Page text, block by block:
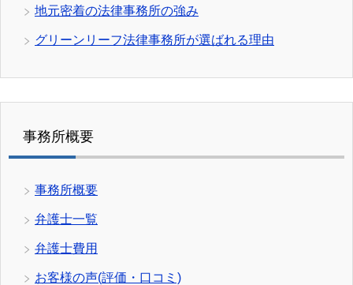
地元密着の法律事務所の強み
グリーンリーフ法律事務所が選ばれる理由
事務所概要
事務所概要
弁護士一覧
弁護士費用
お客様の声(評価・口コミ)